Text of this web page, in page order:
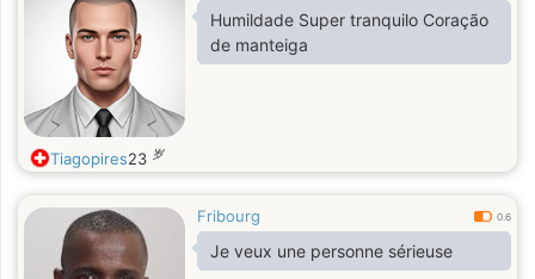
Humildade Super tranquilo Coração
de manteiga
Tiagopires23 岁
Fribourg 0.6
Je veux une personne sérieuse